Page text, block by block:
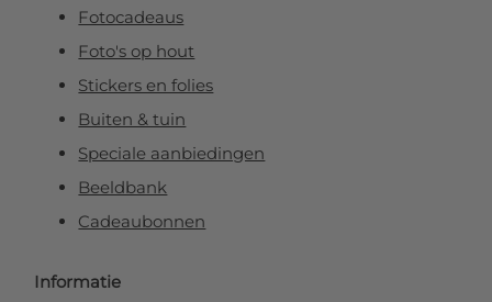
Fotocadeaus
Foto's op hout
Stickers en folies
Buiten & tuin
Speciale aanbiedingen
Beeldbank
Cadeaubonnen
Informatie